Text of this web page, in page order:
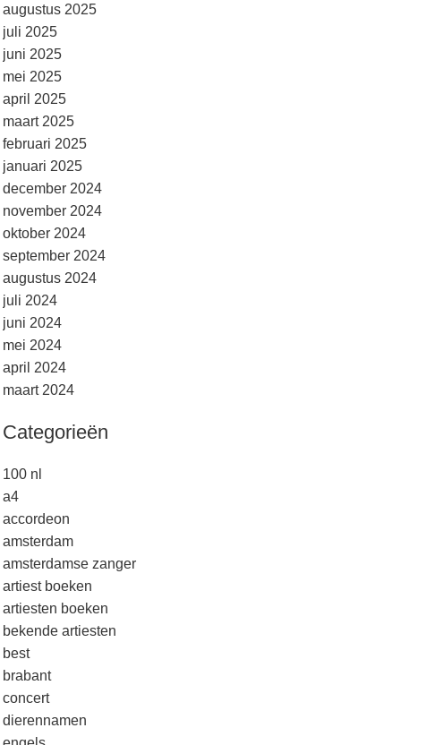
augustus 2025
juli 2025
juni 2025
mei 2025
april 2025
maart 2025
februari 2025
januari 2025
december 2024
november 2024
oktober 2024
september 2024
augustus 2024
juli 2024
juni 2024
mei 2024
april 2024
maart 2024
Categorieën
100 nl
a4
accordeon
amsterdam
amsterdamse zanger
artiest boeken
artiesten boeken
bekende artiesten
best
brabant
concert
dierennamen